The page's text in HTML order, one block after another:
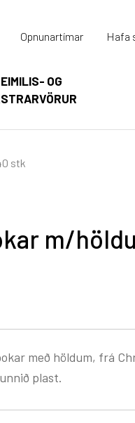
OG
Opnunartímar Hafa
þín
er tóm.
stk
m/
með höldum, frá
plast.